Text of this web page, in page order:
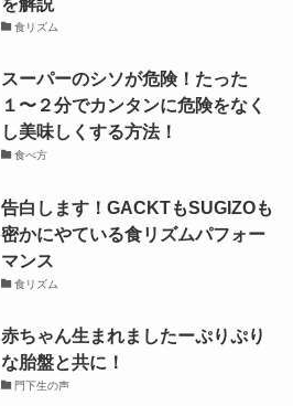
食リズム
スーパーのシソが危険！たった
１〜２分でカンタンに危険をなく
し美味しくする方法！
食べ方
告白します！GACKTもSUGIZOも
密かにやている食リズムパフォー
マンス
食リズム
赤ちゃん生まれましたーぷりぷり
な胎盤と共に！
門下生の声